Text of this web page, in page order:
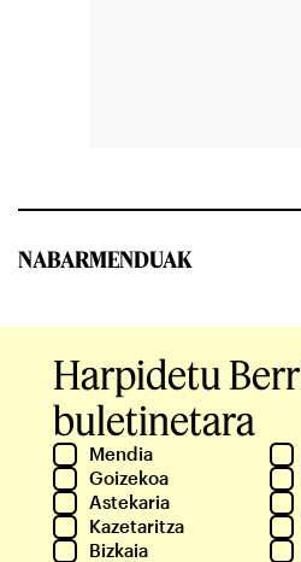
NABARMENDUAK
Harpidetu
buletinetara
Mendia
Goizekoa
Astekaria
Kazetaritza
Bizkaia